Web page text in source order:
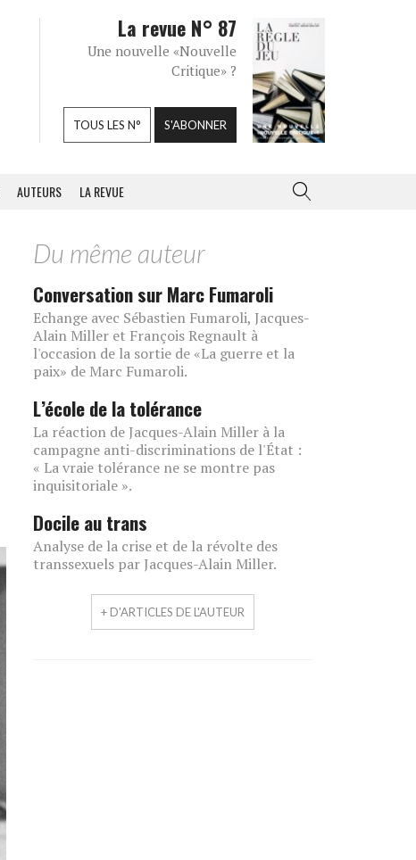
La revue N° 87
Une nouvelle «Nouvelle
Critique» ?
TOUS LES N° S'ABONNER
AUTEURS LA REVUE
Du même auteur
Conversation sur Marc Fumaroli
Echange avec Sébastien Fumaroli, Jacques-
Alain Miller et François Regnault à
l'occasion de la sortie de «La guerre et la
paix» de Marc Fumaroli.
L’école de la tolérance
La réaction de Jacques-Alain Miller à la
campagne anti-discriminations de l'État :
« La vraie tolérance ne se montre pas
inquisitoriale ».
Docile au trans
Analyse de la crise et de la révolte des
transsexuels par Jacques-Alain Miller.
+ D'ARTICLES DE L'AUTEUR